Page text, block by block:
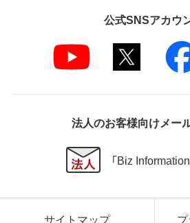
公式SNSアカウ
法人のお客様向けメー
「Biz
サイトマップ